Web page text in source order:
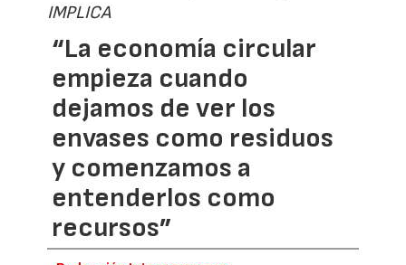
IMPLICA
“La economía circular
empieza cuando
dejamos de ver los
envases como residuos
y comenzamos a
entenderlos como
recursos”